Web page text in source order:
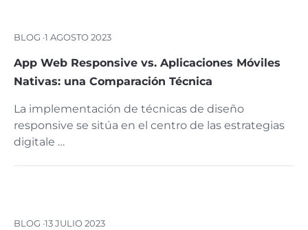
BLOG ·1 AGOSTO 2023
App Web Responsive vs. Aplicaciones Móviles
Nativas: una Comparación Técnica
La implementación de técnicas de diseño
responsive se sitúa en el centro de las estrategias
digitale …
BLOG ·13 JULIO 2023